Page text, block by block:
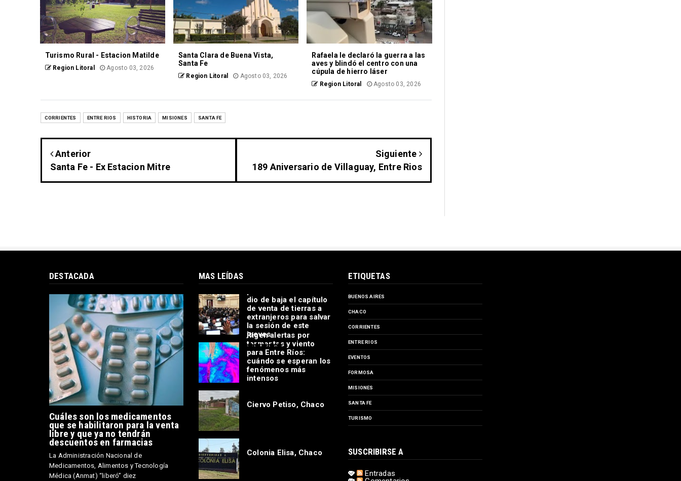
Turismo Rural - Estacion Matilde
Region Litoral Agosto 03, 2026
Santa Clara de Buena Vista,
Santa Fe
Region Litoral Agosto 03, 2026
Rafaela le declaró la guerra a las
aves y blindó el centro con una
cúpula de hierro láser
Region Litoral Agosto 03, 2026
CORRIENTES ENTRE RIOS HISTORIA MISIONES SANTA FE
Anterior
Santa Fe - Ex Estacion Mitre
Siguiente
189 Aniversario de Villaguay, Entre Rios
DESTACADA
Cuáles son los medicamentos
que se habilitaron para la venta
libre y que ya no tendrán
descuentos en farmacias
La Administración Nacional de
Medicamentos, Alimentos y Tecnología
Médica (Anmat) “liberó” diez
MAS LEÍDAS
Ley de propiedad
dio de baja el capítulo
de venta de tierras a
extranjeros para salvar
la sesión de este
jueves
Rigen alertas por
tormentas y viento
para Entre Ríos:
cuándo se esperan los
fenómenos más
intensos
Ciervo Petiso, Chaco
Colonia Elisa, Chaco
ETIQUETAS
BUENOS AIRES
CHACO
CORRIENTES
ENTRE RIOS
EVENTOS
FORMOSA
MISIONES
SANTA FE
TURISMO
SUSCRIBIRSE A
Entradas